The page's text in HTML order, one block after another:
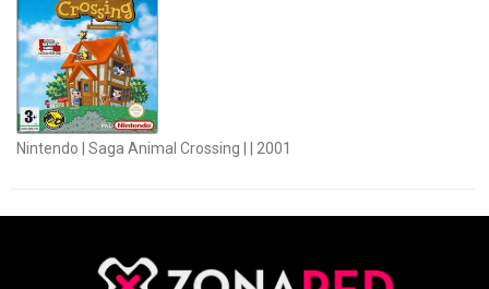
Nintendo | Saga Animal Crossing | | 2001